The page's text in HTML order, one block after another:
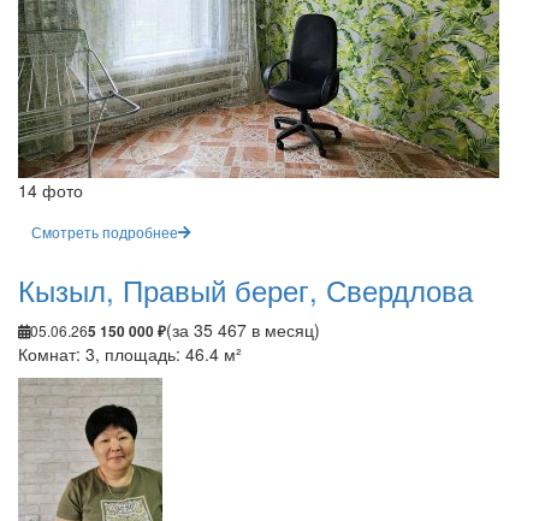
14 фото
Смотреть подробнее
Кызыл, Правый берег, Свердлова
05.06.265 150 000 ₽(за 35 467 в месяц)
Комнат: 3, площадь: 46.4 м²